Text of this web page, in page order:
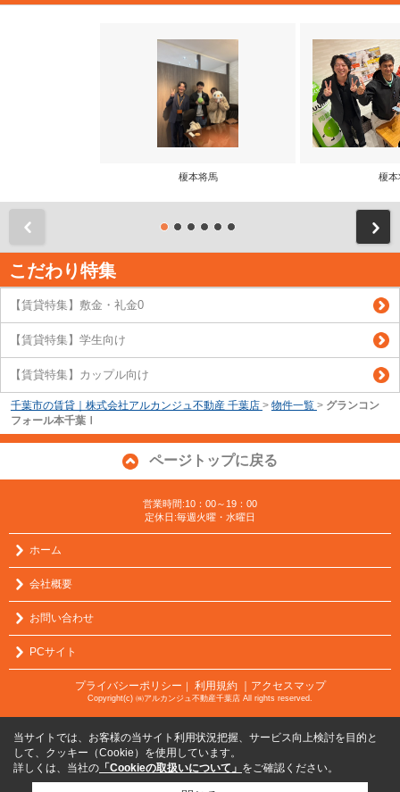
榎本将馬 榎本
こだわり特集
【賃貸特集】敷金・礼金0
【賃貸特集】学生向け
【賃貸特集】カップル向け
千葉市の賃貸｜株式会社アルカンジュ不動産 千葉店 > 物件一覧 > グランコン
フォール本千葉Ⅰ
ページトップに戻る
営業時間:10：00～19：00
定休日:毎週火曜・水曜日
ホーム
会社概要
お問い合わせ
PCサイト
プライバシーポリシー 利用規約 ｜アクセスマップ
Copyright(c) ㈱アルカンジュ不動産千葉店 All rights reserved.
当サイトでは、お客様の当サイト利用状況把握、サービス向上検討を目的と
して、クッキー（Cookie）を使用しています。
詳しくは、当社の 「Cookieの取扱いについて」 をご確認ください。